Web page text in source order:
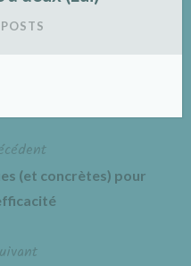
(et concrètes) pour